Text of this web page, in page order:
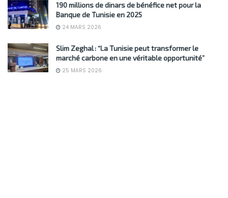
190 millions de dinars de bénéfice net pour la
Banque de Tunisie en 2025
24 MARS 2026
Slim Zeghal : “La Tunisie peut transformer le
marché carbone en une véritable opportunité”
25 MARS 2026